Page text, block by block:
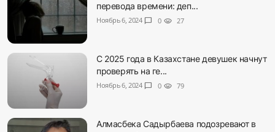
перевода времени: деп...
Ноябрь 6, 2024 chat_bubble 0 visibility 27
С 2025 года в Казахстане девушек начнут
проверять на ге...
Ноябрь 6, 2024 chat_bubble 0 visibility 79
Алмасбека Садырбаева подозревают в